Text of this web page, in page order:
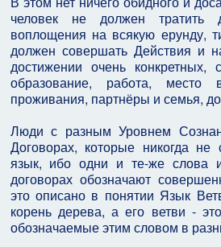
человек не должен тратить
воплощения на всякую ерунду,
должен совершать Действия и
достижении очень
образование, работа, место
проживания, партнёры и семья,
Люди с разным Уровнем
Договорах, которые никогда не
язык, ибо одни и те-же слова
договорах обозначают
это описано в понятии Язык
корень дерева, а его ветви -
обозначаемые этим словом в